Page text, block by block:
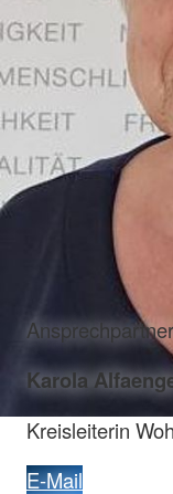
Karola
Kreisleiterin
E-Mail